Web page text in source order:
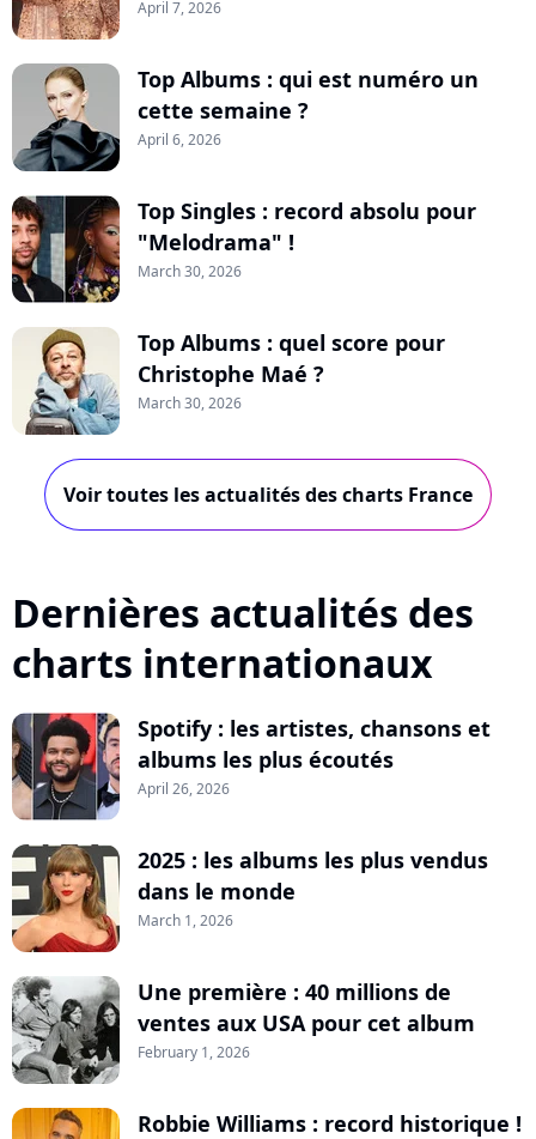
April 7, 2026
Top Albums : qui est numéro un
cette semaine ?
April 6, 2026
Top Singles : record absolu pour
"Melodrama" !
March 30, 2026
Top Albums : quel score pour
Christophe Maé ?
March 30, 2026
Voir toutes les actualités des charts France
Dernières actualités des
charts internationaux
Spotify : les artistes, chansons et
albums les plus écoutés
April 26, 2026
2025 : les albums les plus vendus
dans le monde
March 1, 2026
Une première : 40 millions de
ventes aux USA pour cet album
February 1, 2026
Robbie Williams : record historique !